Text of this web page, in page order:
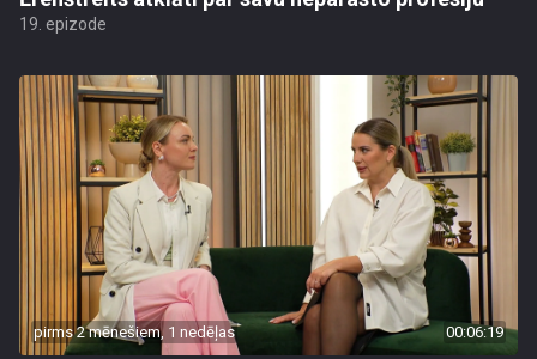
19. epizode
pirms 2 mēnešiem, 1 nedēļas 00:06:19